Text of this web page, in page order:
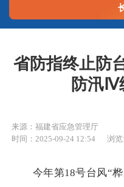
省防指终止防
防汛Ⅳ
来源：福建省应急管理厅
时间：2025-09-24 12:54
浏
今年第18号台风“桦